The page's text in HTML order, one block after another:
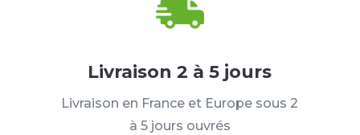
Livraison 2 à 5 jours
Livraison en France et Europe sous 2
à 5 jours ouvrés